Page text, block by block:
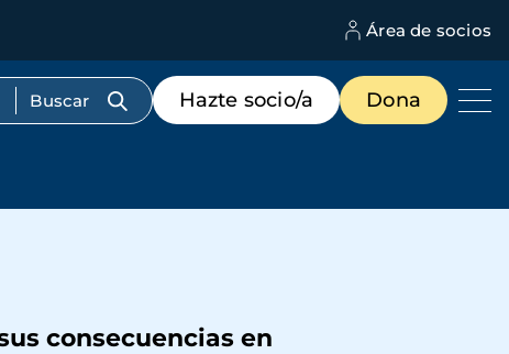
Área de socios
Menú
de
destacados
Hazte socio/a Dona
consecuencias en